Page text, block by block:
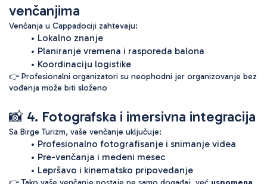
venčanjima
Venčanja u Cappadociji zahtevaju:
Lokalno znanje
Planiranje vremena i rasporeda balona
Koordinaciju logistike
👉 Profesionalni organizatori su neophodni jer organizovanje bez
vođenja može biti složeno
📸 4. Fotografska i imersivna integracija
Sa Birge Turizm, vaše venčanje uključuje:
Profesionalno fotografisanje i snimanje videa
Pre-venčanja i medeni mesec
Lepršavo i kinematsko pripovedanje